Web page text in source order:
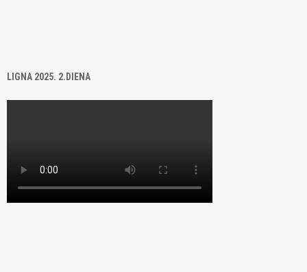
LIGNA 2025. 2.DIENA